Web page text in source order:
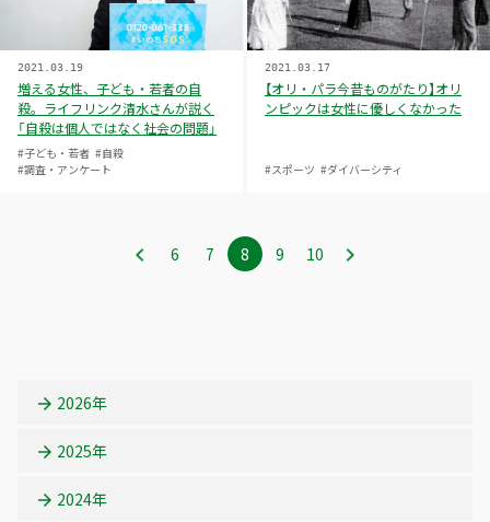
増える女性、子ども・若者の自
殺。ライフリンク清水さんが説く
「自殺は個人ではなく社会の問題」
2021.03.19
#子ども・若者 #自殺
#調査・アンケート
【オリ・パラ今昔ものがたり】オリ
ンピックは女性に優しくなかった
2021.03.17
#スポーツ #ダイバーシティ
6 7 ペ 8 ペ 9 10
2026年
2025年
2024年